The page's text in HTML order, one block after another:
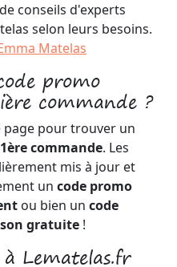
conseils d'experts
selon leurs besoins.
Matelas
promo
commande ?
pour trouver un
commande. Les
mis à jour et
un code promo
ou bien un code
gratuite !
Lematelas.fr